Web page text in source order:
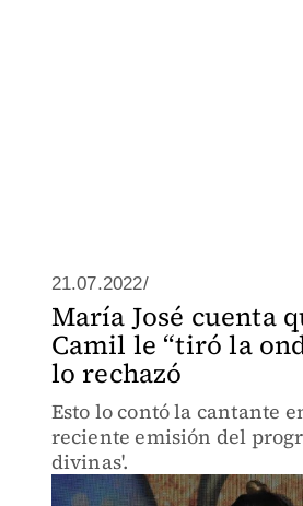
21.07.2022/
María José cuenta
Camil le “tiró la
lo rechazó
Esto lo contó la cantante
reciente emisión del
divinas'.